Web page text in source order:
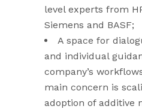
level experts from
Siemens and BASF;
A space for
and individual
company’s
main concern is
adoption of additive